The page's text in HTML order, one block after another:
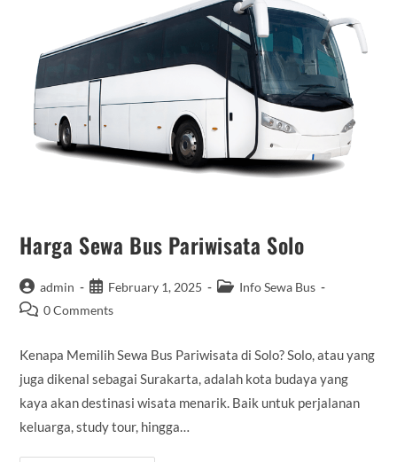
Harga Sewa Bus Pariwisata Solo
Post
author:
admin
Post
published:
February 1, 2025
PostInfo Sewa Bus
Post0 Comments
Kenapa Memilih Sewa Bus Pariwisata di Solo? Solo, atau yang
juga dikenal sebagai Surakarta, adalah kota budaya yang
kaya akan destinasi wisata menarik. Baik untuk perjalanan
keluarga, study tour, hingga…